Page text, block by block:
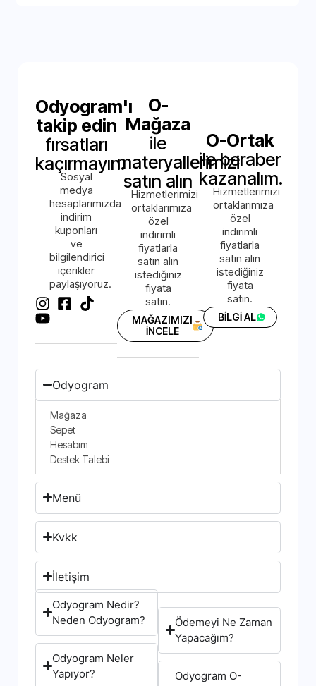
Odyogram'ı
takip edin
fırsatları
kaçırmayın.
Sosyal
medya
hesaplarımızda
indirim
kuponları
ve
bilgilendirici
içerikler
paylaşıyoruz.
O-
Mağaza
ile
materyallerimizi
satın alın
Hizmetlerimizi
ortaklarımıza
özel
indirimli
fiyatlarla
satın alın
istediğiniz
fiyata
satın.
MAĞAZIMIZI
İNCELE
O-Ortak
ile beraber
kazanalım.
Hizmetlerimizi
ortaklarımıza
özel
indirimli
fiyatlarla
satın alın
istediğiniz
fiyata
satın.
BİLGİ AL
Odyogram
Mağaza
Sepet
Hesabım
Destek Talebi
Menü
Kvkk
İletişim
Odyogram Nedir?
Neden Odyogram?
Odyogram Neler
Yapıyor?
Ödemeyi Ne Zaman
Yapacağım?
Odyogram O-